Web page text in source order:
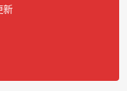
新